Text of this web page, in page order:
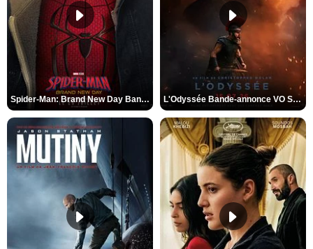
Spider-Man: Brand New Day Bande-annonce VO STFR L'Odyssée Bande-annonce VO STFR